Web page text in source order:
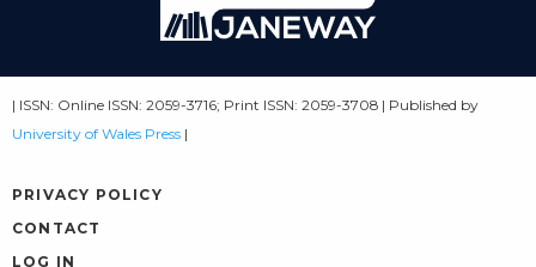
| ISSN: Online ISSN: 2059-3716; Print ISSN: 2059-3708 | Published by
University of Wales Press|
PRIVACY POLICY
CONTACT
LOG IN